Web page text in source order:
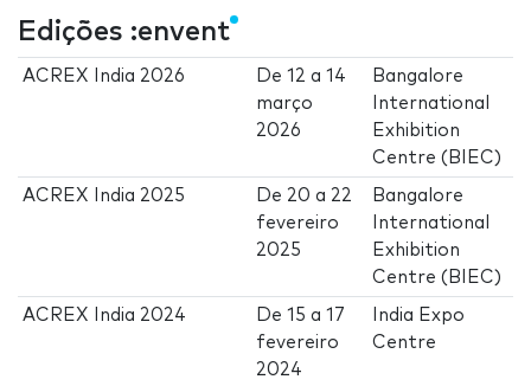
Edições :envent
ACREX India 2026 De12 a14
março
2026
Bangalore
International
Exhibition
Centre (BIEC)
ACREX India 2025 De 20 a 22
fevereiro
2025
Bangalore
International
Exhibition
Centre (BIEC)
ACREX India 2024 De15 a17
fevereiro
2024
India Expo
Centre